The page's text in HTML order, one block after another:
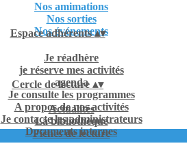
Nos amimations
Nos sorties
Nos événements
Espace adhérents▴▾
Je réadhère
je réserve mes activités
agenda
Je consulte les programmes
A propos de nos activités
Je contacte les administrateurs
Documents internes
Cercle de lecture ▴▾
Actualités
La bibliothèque
Fiches de lecture